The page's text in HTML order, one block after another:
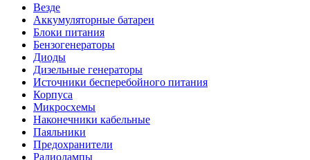
Везде
Аккумуляторные батареи
Блоки питания
Бензогенераторы
Диоды
Дизельные генераторы
Источники бесперебойного питания
Корпуса
Микросхемы
Наконечники кабельные
Паяльники
Предохранители
Радиолампы